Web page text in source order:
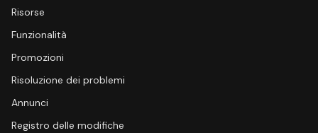
Risorse
Funzionalità
Promozioni
Risoluzione dei problemi
Annunci
Registro delle modifiche